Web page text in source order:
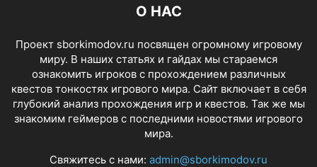
О НАС
Проект sborkimodov.ru посвящен огромному игровому
миру. В наших статьях и гайдах мы стараемся
ознакомить игроков с прохождением различных
квестов тонкостях игрового мира. Сайт включает в себя
глубокий анализ прохождения игр и квестов. Так же мы
знакомим геймеров с последними новостями игрового
мира.
Свяжитесь с нами: admin@sborkimodov.ru